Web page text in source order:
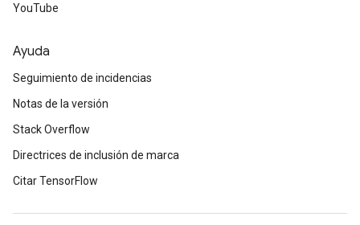
YouTube
Ayuda
Seguimiento de incidencias
Notas de la versión
Stack Overflow
Directrices de inclusión de marca
Citar TensorFlow